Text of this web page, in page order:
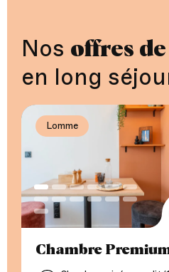
Nos offres
en long
Lomme
Chambre